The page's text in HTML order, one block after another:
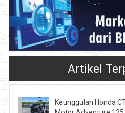
Artikel
Keunggulan Honda